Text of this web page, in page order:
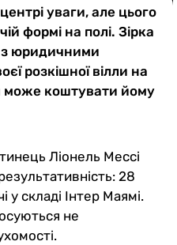
уваги, але цього
формі на полі. Зірка
з юридичними
розкішної вілли на
може коштувати йому
Ліонель Мессі
28
у складі Інтер Маямі.
не